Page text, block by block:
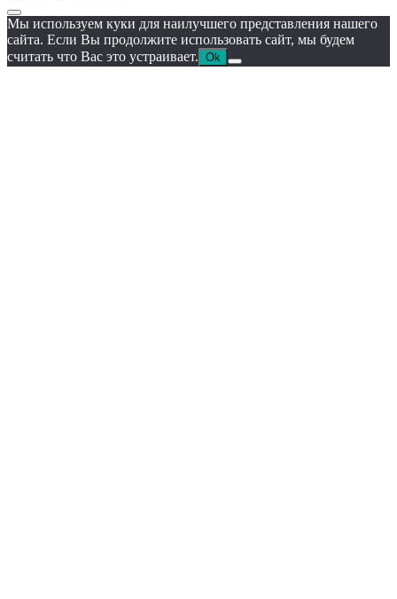
Мы используем куки для наилучшего представления нашего
сайта. Если Вы продолжите использовать сайт, мы будем
считать что Вас это устраивает. Ok